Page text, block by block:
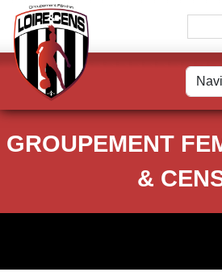
GROUPEMENT
&
Panneau de gestion des cookies